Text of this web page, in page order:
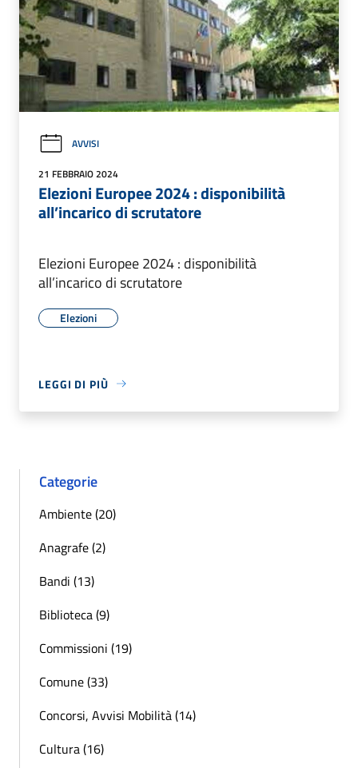
AVVISI
21 FEBBRAIO 2024
Elezioni Europee 2024 : disponibilità
all’incarico di scrutatore
Elezioni Europee 2024 : disponibilità
all’incarico di scrutatore
Elezioni
LEGGI DI PIÙ
Categorie
Ambiente (20)
Anagrafe (2)
Bandi (13)
Biblioteca (9)
Commissioni (19)
Comune (33)
Concorsi, Avvisi Mobilità (14)
Cultura (16)